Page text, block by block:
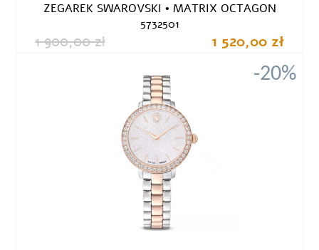
ZEGAREK SWAROVSKI • MATRIX OCTAGON
5732501
1 900,00 zł 1 520,00 zł
-20%